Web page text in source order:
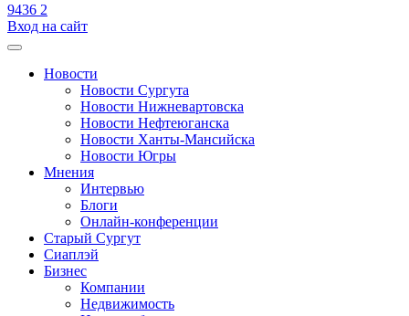
9436 2
Вход на сайт
Новости
Новости Сургута
Новости Нижневартовска
Новости Нефтеюганска
Новости Ханты-Мансийска
Новости Югры
Мнения
Интервью
Блоги
Онлайн-конференции
Старый Сургут
Сиаплэй
Бизнес
Компании
Недвижимость